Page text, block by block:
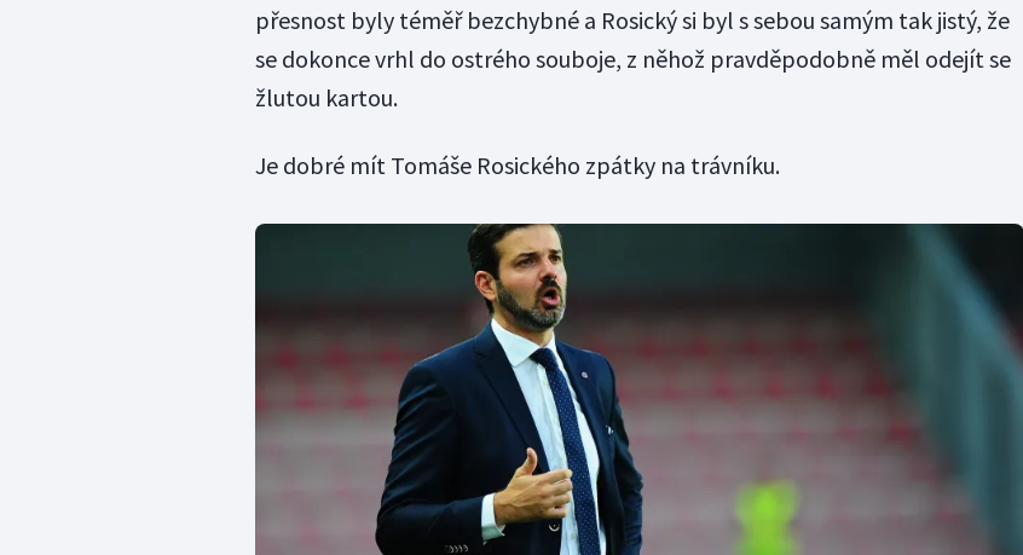
přesnost byly téměř bezchybné a Rosický si byl s sebou samým tak jistý, že
se dokonce vrhl do ostrého souboje, z něhož pravděpodobně měl odejít se
žlutou kartou.
Je dobré mít Tomáše Rosického zpátky na trávníku.